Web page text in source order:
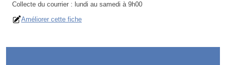
Collecte du courrier : lundi au samedi à 9h00
Améliorer cette fiche